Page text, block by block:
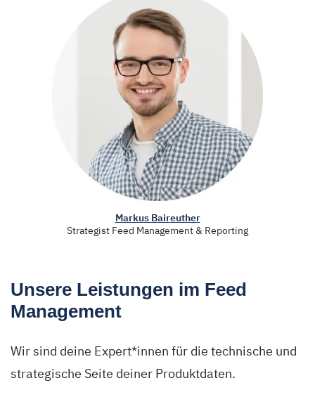
Markus Baireuther
Strategist Feed Management & Reporting
Unsere Leistungen im Feed
Management
Wir sind deine Expert*innen für die technische und
strategische Seite deiner Produktdaten.